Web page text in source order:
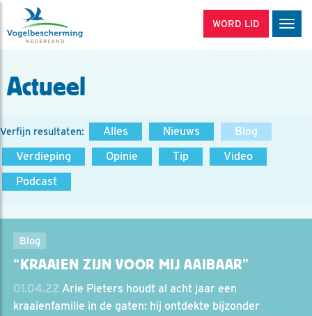
WORD LID
Actueel
Verfijn resultaten: Alles Nieuws
Blog
Verdieping
Opinie Tip
Video
Podcast
Blog
“KRAAIEN ZIJN VOOR MIJ AAIBAAR”
01.04.22 Arie Pieters houdt al acht jaar een
kraaienfamilie in de gaten: hij ontdekte bijzonder